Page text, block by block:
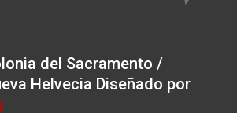
del Sacramento /
Helvecia Diseñado por